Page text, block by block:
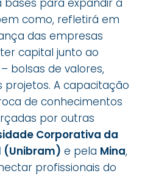
para expandir a
como, refletirá em
das empresas
capital junto ao
bolsas de valores,
projetos. A capacitação
de conhecimentos
por outras
Corporativa da
(Unibram) e pela Mina,
profissionais do